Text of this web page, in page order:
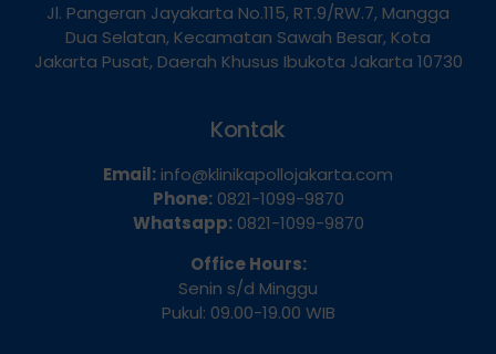
Jl. Pangeran Jayakarta No.115, RT.9/RW.7, Mangga
Dua Selatan, Kecamatan Sawah Besar, Kota
Jakarta Pusat, Daerah Khusus Ibukota Jakarta 10730
Kontak
Email: info@klinikapollojakarta.com
Phone:0821-1099-9870
Whatsapp:0821-1099-9870
Office Hours:
Senin s/d Minggu
Pukul: 09.00-19.00 WIB